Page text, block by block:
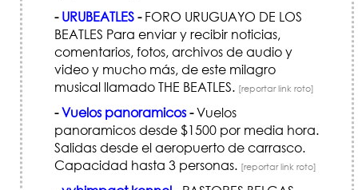
- URUBEATLES-FORO URUGUAYO DE LOS
BEATLES Para enviar y recibir noticias,
comentarios, fotos, archivos de audio y
video y mucho más, de este milagro
musical llamado THE BEATLES. [reportar link roto]
-Vuelos panoramicos-Vuelos
panoramicos desde $1500 por media hora.
Salidas desde el aeropuerto de carrasco.
Capacidad hasta 3 personas. [reportar link roto]